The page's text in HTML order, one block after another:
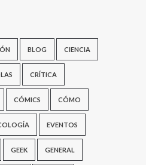
BLOG CIENCIA
CRÍTICA
CÓMICS CÓMO
EVENTOS
GEEK GENERAL